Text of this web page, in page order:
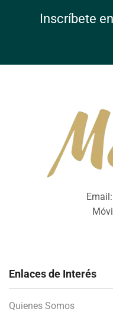
Inscríbete
Email:
Enlaces de Interés
Quienes Somos